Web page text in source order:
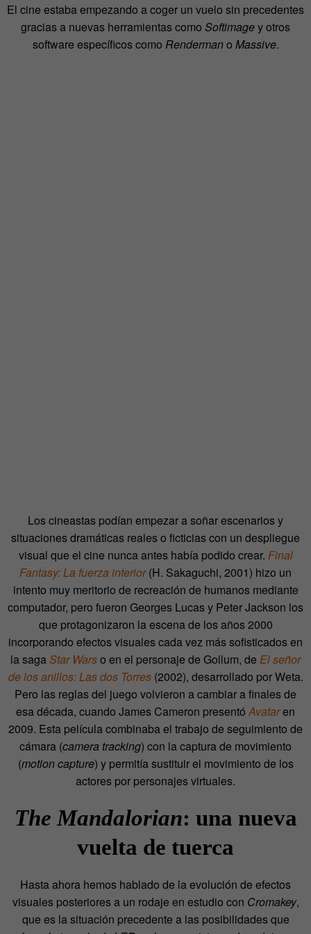
El cine estaba empezando a coger un vuelo sin precedentes
gracias a nuevas herramientas como Softimagey otros
software específicos como Rendermano Massive.
Los cineastas podían empezar a soñar escenarios y
situaciones dramáticas reales o ficticias con un despliegue
visual que el cine nunca antes había podido crear. Final
Fantasy: La fuerza interior(H. Sakaguchi, 2001) hizo un
intento muy meritorio de recreación de humanos mediante
computador, pero fueron Georges Lucas y Peter Jackson los
que protagonizaron la escena de los años 2000
incorporando efectos visuales cada vez más sofisticados en
la sagaStar Warso en el personaje de Gollum, de El señor
de los anillos: Las dos Torres(2002), desarrollado por Weta.
Pero las reglas del juego volvieron a cambiar a finales de
esa década, cuando James Cameron presentóAvataren
2009. Esta película combinaba el trabajo de seguimiento de
cámara (camera tracking) con la captura de movimiento
(motion capture) y permitía sustituir el movimiento de los
actores por personajes virtuales.
The Mandalorian: una nueva
vuelta de tuerca
Hasta ahora hemos hablado de la evolución de efectos
visuales posteriores a un rodaje en estudio con Cromakey,
que es la situación precedente a las posibilidades que